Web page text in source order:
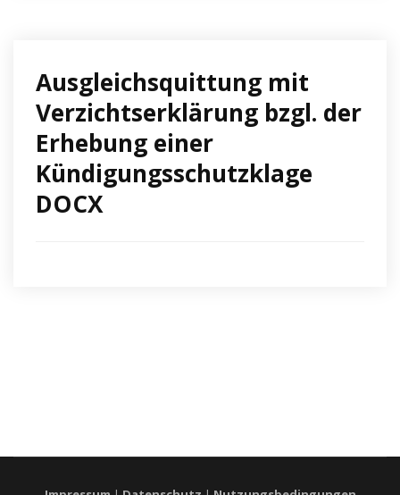
Ausgleichsquittung mit
Verzichtserklärung bzgl. der
Erhebung einer
Kündigungsschutzklage
DOCX